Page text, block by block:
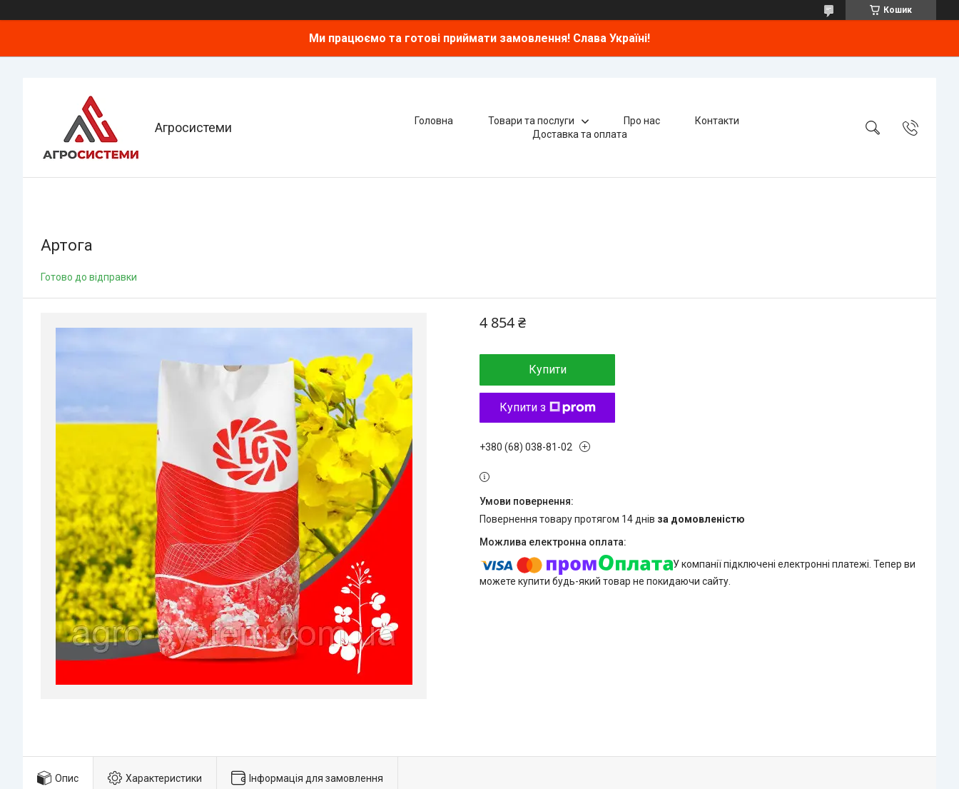
Кошик
Ми працюємо та готові приймати замовлення! Слава Україні!
Агросистеми Головна Товари та послуги Про нас
Контакти
Доставка та оплата
Артога
Готово до відправки
4 854 ₴
Купити
Купити з
+380 (68) 038-81-02
повернення товару протягом 14 днів за домовленістю
У компанії підключені електронні платежі. Тепер ви
можете купити будь-який товар не покидаючи сайту.
Опис Характеристики Інформація для замовлення